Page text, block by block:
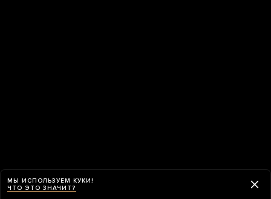
МЫ ИСПОЛЬЗУЕМ КУКИ!
ЧТО ЭТО ЗНАЧИТ?